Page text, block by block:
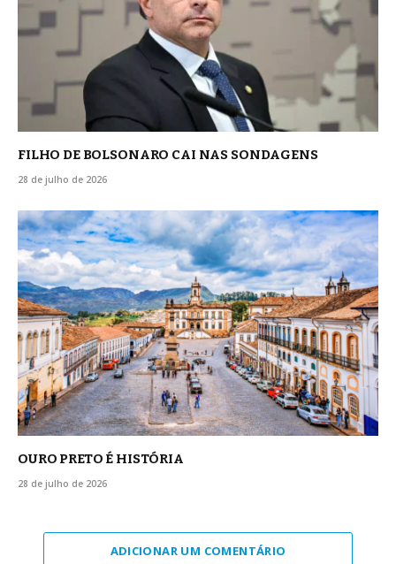
FILHO DE BOLSONARO CAI NAS SONDAGENS
28 de julho de 2026
OURO PRETO É HISTÓRIA
28 de julho de 2026
ADICIONAR UM COMENTÁRIO